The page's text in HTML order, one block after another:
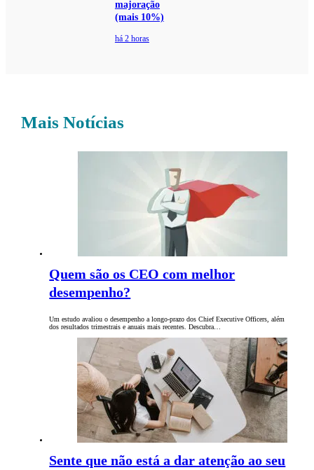
majoração
(mais 10%)
há 2 horas
Mais Notícias
Quem são os CEO com melhor
desempenho?
Um estudo avaliou o desempenho a longo-prazo dos Chief Executive Officers, além
dos resultados trimestrais e anuais mais recentes. Descubra…
Sente que não está a dar atenção ao seu